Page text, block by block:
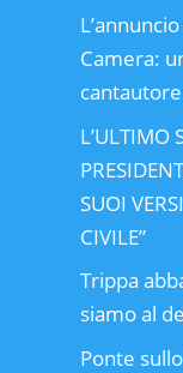
Camera:
L’ULTIMO
SUOI
CIVILE”
Trippa
siamo al
Ponte